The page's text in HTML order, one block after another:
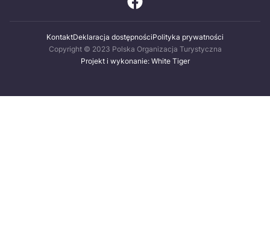
KontaktDeklaracja dostępnościPolityka prywatności
Copyright © 2023 Polska Organizacja Turystyczna
Projekt i wykonanie: White Tiger